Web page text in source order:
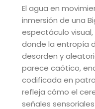
El agua en
inmersión de una
espectáculo
donde la entropía
desorden y
parece caótico,
codificada en
refleja cómo el
señales